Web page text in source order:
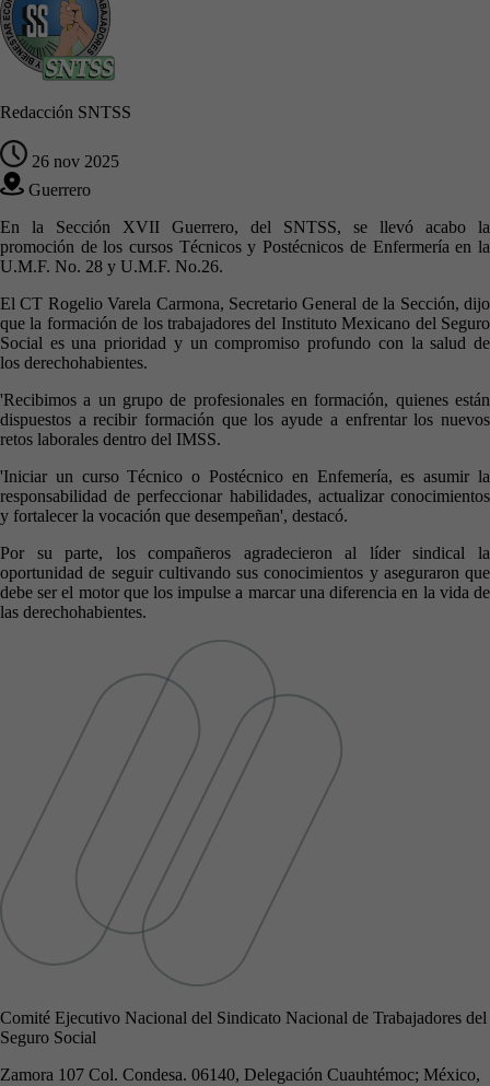
Redacción SNTSS
26 nov 2025
Guerrero
En la Sección XVII Guerrero, del SNTSS, se llevó acabo la
promoción de los cursos Técnicos y Postécnicos de Enfermería en la
U.M.F. No. 28 y U.M.F. No.26.
El CT Rogelio Varela Carmona, Secretario General de la Sección, dijo
que la formación de los trabajadores del Instituto Mexicano del Seguro
Social es una prioridad y un compromiso profundo con la salud de
los derechohabientes.
'Recibimos a un grupo de profesionales en formación, quienes están
dispuestos a recibir formación que los ayude a enfrentar los nuevos
retos laborales dentro del IMSS.
'Iniciar un curso Técnico o Postécnico en Enfemería, es asumir la
responsabilidad de perfeccionar habilidades, actualizar conocimientos
y fortalecer la vocación que desempeñan', destacó.
Por su parte, los compañeros agradecieron al líder sindical la
oportunidad de seguir cultivando sus conocimientos y aseguraron que
debe ser el motor que los impulse a marcar una diferencia en la vida de
las derechohabientes.
Comité Ejecutivo Nacional del Sindicato Nacional de Trabajadores del
Seguro Social
Zamora 107 Col. Condesa. 06140, Delegación Cuauhtémoc; México,